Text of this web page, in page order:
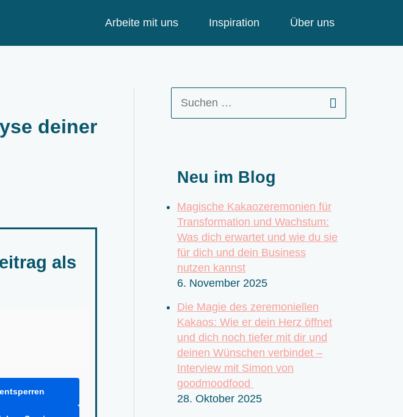
Arbeite mit uns Inspiration Über uns
deiner
als
u
Neu im Blog
Magische Kakaozeremonien für
Transformation und Wachstum:
Was dich erwartet und wie du sie
für dich und dein Business
nutzen kannst
6. November 2025
Die Magie des zeremoniellen
Kakaos: Wie er dein Herz öffnet
und dich noch tiefer mit dir und
deinen Wünschen verbindet –
Interview mit Simon von
goodmoodfood
28. Oktober 2025